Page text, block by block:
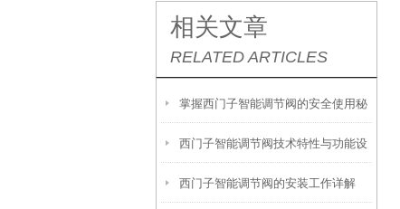
相关文章
RELATED ARTICLES
掌握西门子智能调节阀的安全使用秘
籍
西门子智能调节阀技术特性与功能设
计解读
西门子智能调节阀的安装工作详解